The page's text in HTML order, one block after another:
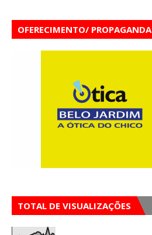
OFERECIMENTO/ PROPAGANDA
TOTAL DE VISUALIZAÇÕES